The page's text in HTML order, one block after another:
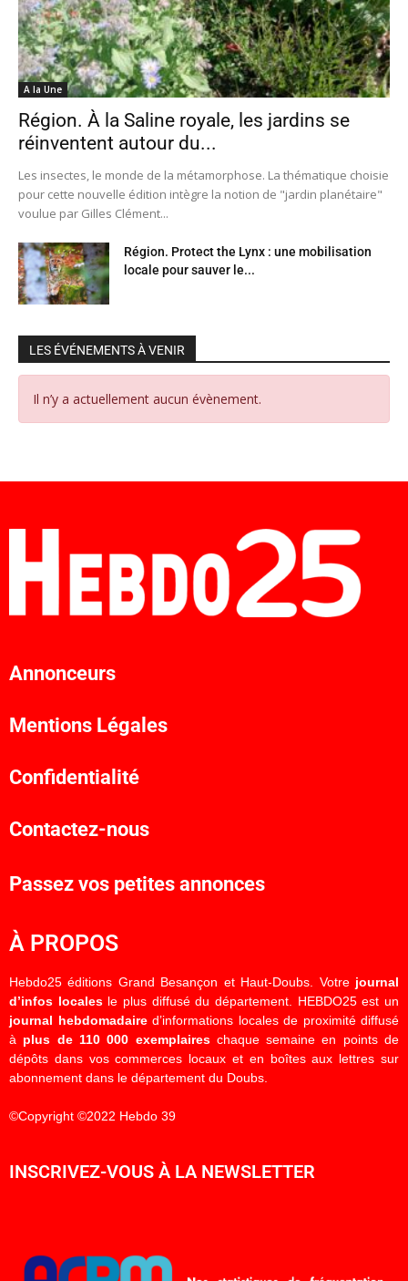
A la Une
Région. À la Saline royale, les jardins se
réinventent autour du...
Les insectes, le monde de la métamorphose. La thématique choisie
pour cette nouvelle édition intègre la notion de "jardin planétaire"
voulue par Gilles Clément...
Région. Protect the Lynx : une mobilisation
locale pour sauver le...
LES ÉVÉNEMENTS À VENIR
Il n’y a actuellement aucun évènement.
Annonceurs
Mentions Légales
Confidentialité
Contactez-nous
Passez vos petites annonces
À PROPOS
Hebdo25 éditions Grand Besançon et Haut-Doubs. Votre journal
d’infos localesle plus diffusé du département. HEBDO25 est un
journal hebdomadaired’informations locales de proximité diffusé
à plus de 110 000 exemplaireschaque semaine en points de
dépôts dans vos commerces locaux et en boîtes aux lettres sur
abonnement dans le département du Doubs.
©Copyright ©2022 Hebdo 39
INSCRIVEZ-VOUS À LA NEWSLETTER